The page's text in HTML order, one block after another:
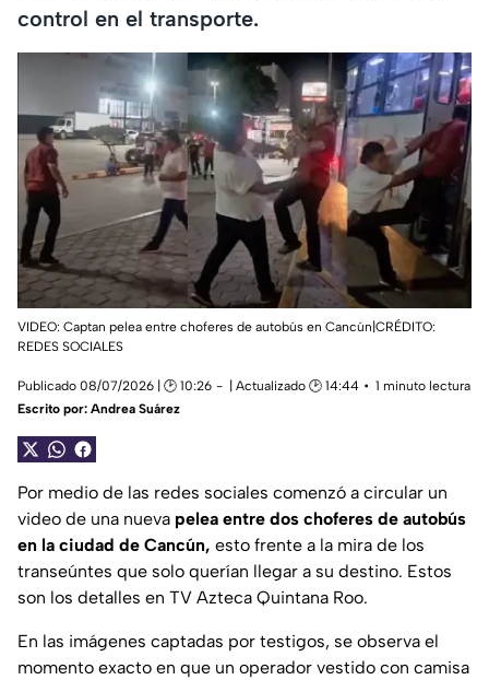
control en el transporte.
VIDEO: Captan pelea entre choferes de autobús en Cancún|CRÉDITO:
REDES SOCIALES
Publicado 08/07/2026 | 🕑 10:26 | Actualizado 🕑 14:44
1 minuto lectura
Escrito por: Andrea Suárez
Por medio de las redes sociales comenzó a circular un
video de una nueva pelea entre dos choferes de autobús
en la ciudad de Cancún, esto frente a la mira de los
transeúntes que solo querían llegar a su destino. Estos
son los detalles en TV Azteca Quintana Roo.
En las imágenes captadas por testigos, se observa el
momento exacto en que un operador vestido con camisa